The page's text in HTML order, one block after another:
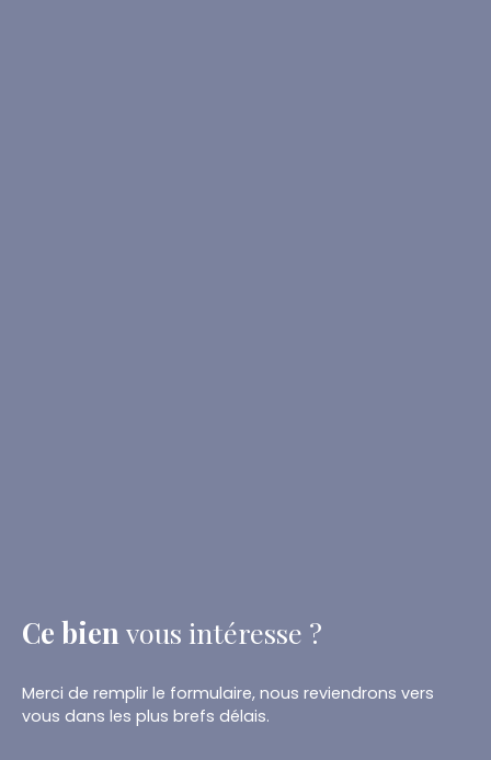
Ce bien vous intéresse ?
Merci de remplir le formulaire, nous reviendrons vers
vous dans les plus brefs délais.